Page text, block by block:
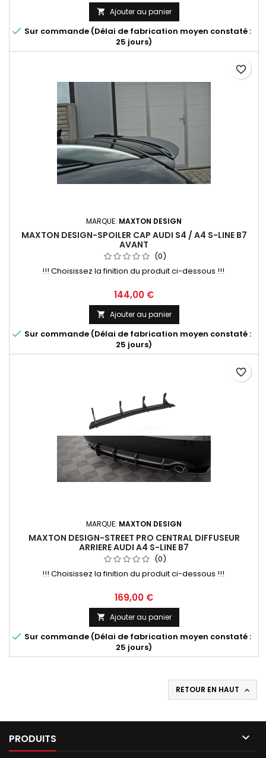
 Ajouter au panier
 Sur commande (Délai de fabrication moyen constaté :
25 jours)
MARQUE: MAXTON DESIGN
MAXTON DESIGN-SPOILER CAP AUDI S4 / A4 S-LINE B7
AVANT
(0)
!!! Choisissez la finition du produit ci-dessous !!!
Prix
144,00 €
 Ajouter au panier
 Sur commande (Délai de fabrication moyen constaté :
25 jours)
favorite_border
MARQUE: MAXTON DESIGN
MAXTON DESIGN-STREET PRO CENTRAL DIFFUSEUR
ARRIERE AUDI A4 S-LINE B7
(0)
!!! Choisissez la finition du produit ci-dessous !!!
Prix
169,00 €
 Ajouter au panier
 Sur commande (Délai de fabrication moyen constaté :
25 jours)
favorite_border
RETOUR EN HAUT 
PRODUITS 